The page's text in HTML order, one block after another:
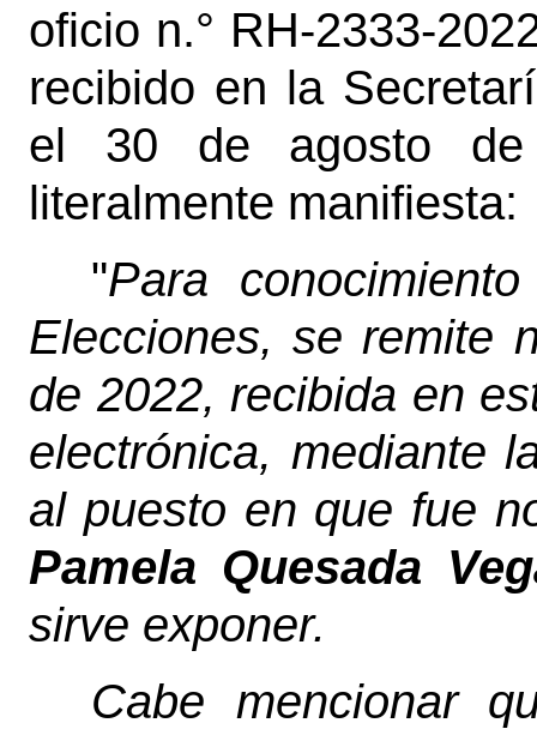
oficio n.° RH-2333-
recibido en la
el 30 de agosto de
literalmente manifiesta:
"Para
Elecciones, se remite
de 2022, recibida en
electrónica, mediante
al puesto en que fue
Pamela Quesada
sirve exponer.
Cabe mencionar